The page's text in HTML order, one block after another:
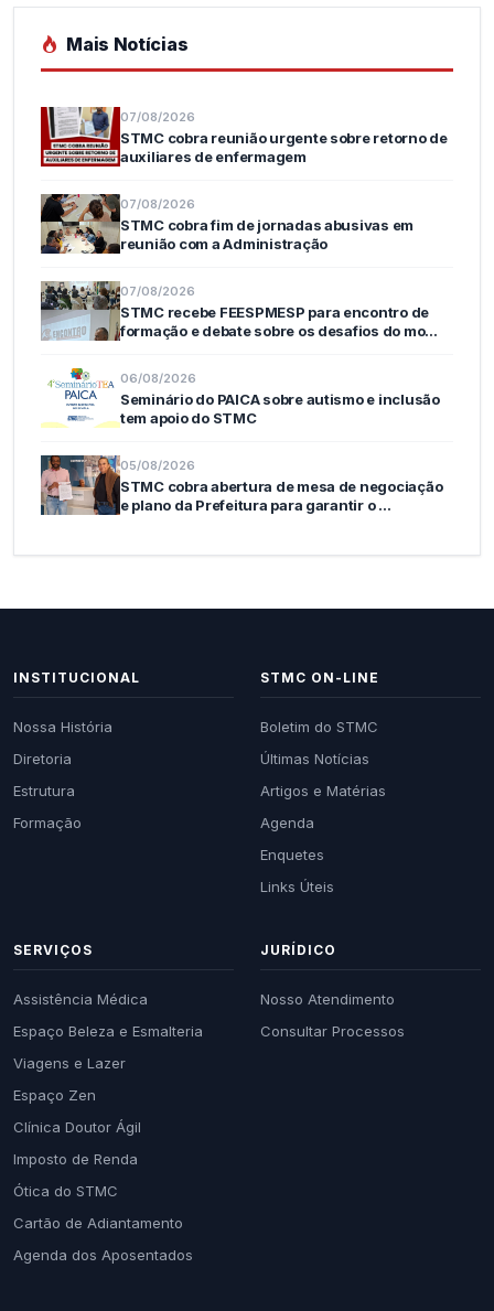
Mais Notícias
07/08/2026
STMC cobra reunião urgente sobre retorno de
auxiliares de enfermagem
07/08/2026
STMC cobra fim de jornadas abusivas em
reunião com a Administração
07/08/2026
STMC recebe FEESPMESP para encontro de
formação e debate sobre os desafios do mo…
06/08/2026
Seminário do PAICA sobre autismo e inclusão
tem apoio do STMC
05/08/2026
STMC cobra abertura de mesa de negociação
e plano da Prefeitura para garantir o …
INSTITUCIONAL
Nossa História
Diretoria
Estrutura
Formação
STMC ON-LINE
Boletim do STMC
Últimas Notícias
Artigos e Matérias
Agenda
Enquetes
Links Úteis
SERVIÇOS
Assistência Médica
Espaço Beleza e Esmalteria
Viagens e Lazer
Espaço Zen
Clínica Doutor Ágil
Imposto de Renda
Ótica do STMC
Cartão de Adiantamento
Agenda dos Aposentados
JURÍDICO
Nosso Atendimento
Consultar Processos